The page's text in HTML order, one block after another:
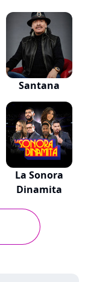
Santana
La Sonora
Dinamita